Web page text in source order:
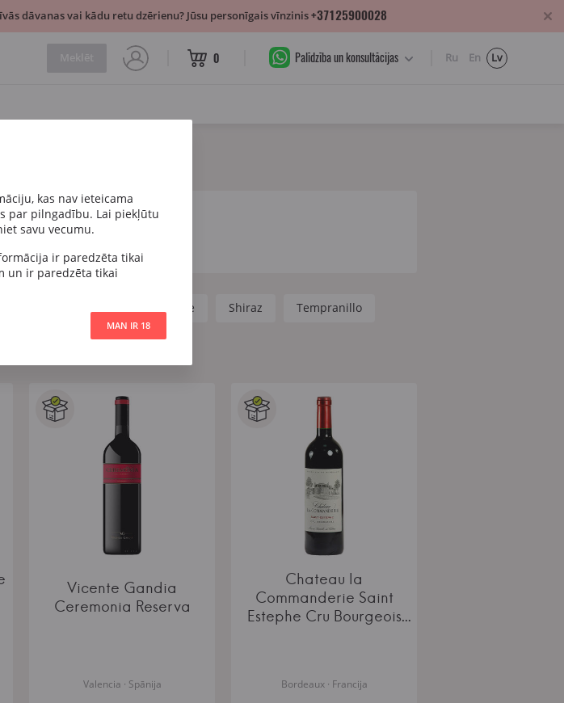
0 Palīdzība un konsultācijas Ru En Lv
Sangiovese Shiraz Tempranillo
Vicente Gandia
Ceremonia Reserva
Valencia · Spānija
Chateau la
Commanderie Saint
Estephe Cru Bourgeois
Bordeaux · Francija
kas nav ieteicama
par pilngadību. Lai piekļūtu
savu vecumu.
ir paredzēta tikai
un ir paredzēta tikai
MAN IR 18
dāvanas vai kādu retu dzērienu? Jūsu personīgais vīnzinis+37125900028